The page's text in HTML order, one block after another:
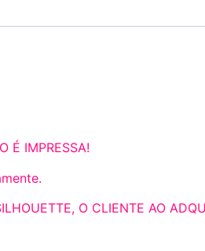
É IMPRESSA!
O CLIENTE AO